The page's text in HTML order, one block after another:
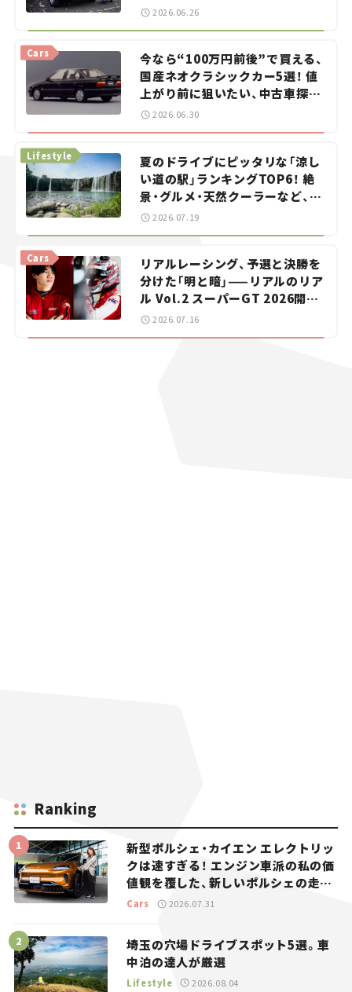
2026.06.26
今なら“100万円前後”で買える、
国産ネオクラシックカー5選！ 値
上がり前に狙いたい、中古車探し
をお手伝い――ちょっとイケてるマ
イカー選び #02
Cars
2026.06.30
夏のドライブにピッタリな「涼し
い道の駅」ランキングTOP6！ 絶
景・グルメ・天然クーラーなど、避
暑におすすめのスポットを紹介
Lifestyle
2026.07.19
リアルレーシング、予選と決勝を
分けた「明と暗」——リアルのリア
ル Vol.2 スーパーGT 2026開幕
戦 岡山国際サーキット
Cars
2026.07.16
Ranking
新型ポルシェ・カイエン エレクトリッ
クは速すぎる！ エンジン車派の私の価
値観を覆した、新しいポルシェの走
り。
Cars 2026.07.31
埼玉の穴場ドライブスポット5選。車
中泊の達人が厳選
Lifestyle 2026.08.04